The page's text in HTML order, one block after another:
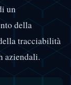
un
della
tracciabilità
aziendali.